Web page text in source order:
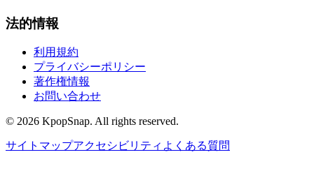
法的情報
利用規約
プライバシーポリシー
著作権情報
お問い合わせ
© 2026 KpopSnap. All rights reserved.
サイトマップアクセシビリティ よくある質問